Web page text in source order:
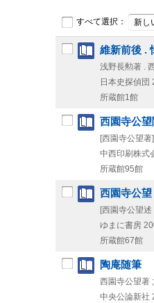
すべて選択： 新し
維新前後 .
浅野長勲著 .
日本史探偵団
所蔵館1館
西園寺公
[西園寺公望
中西印刷株式
所蔵館95館
西園寺公望
[西園寺公望
ゆまに書房
所蔵館67館
陶庵随筆
西園寺公望著
中央公論新社